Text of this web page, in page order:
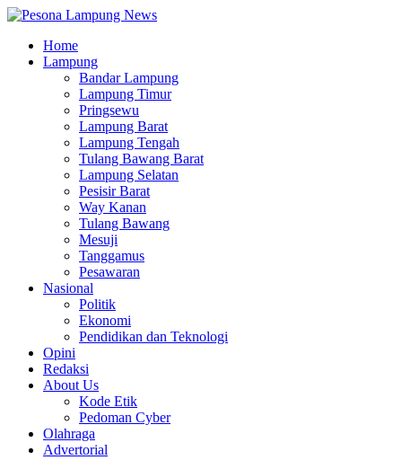
Home
Lampung
Bandar Lampung
Lampung Timur
Pringsewu
Lampung Barat
Lampung Tengah
Tulang Bawang Barat
Lampung Selatan
Pesisir Barat
Way Kanan
Tulang Bawang
Mesuji
Tanggamus
Pesawaran
Nasional
Politik
Ekonomi
Pendidikan dan Teknologi
Opini
Redaksi
About Us
Kode Etik
Pedoman Cyber
Olahraga
Advertorial